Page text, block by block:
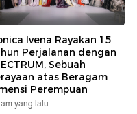
Ivena Rayakan 15
Perjalanan dengan
Sebuah
atas Beragam
Perempuan
yang lalu